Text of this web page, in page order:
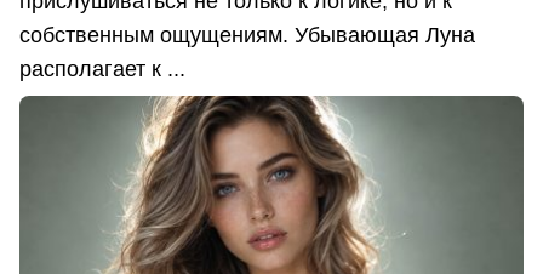
собственным ощущениям. Убывающая Луна
располагает к ...